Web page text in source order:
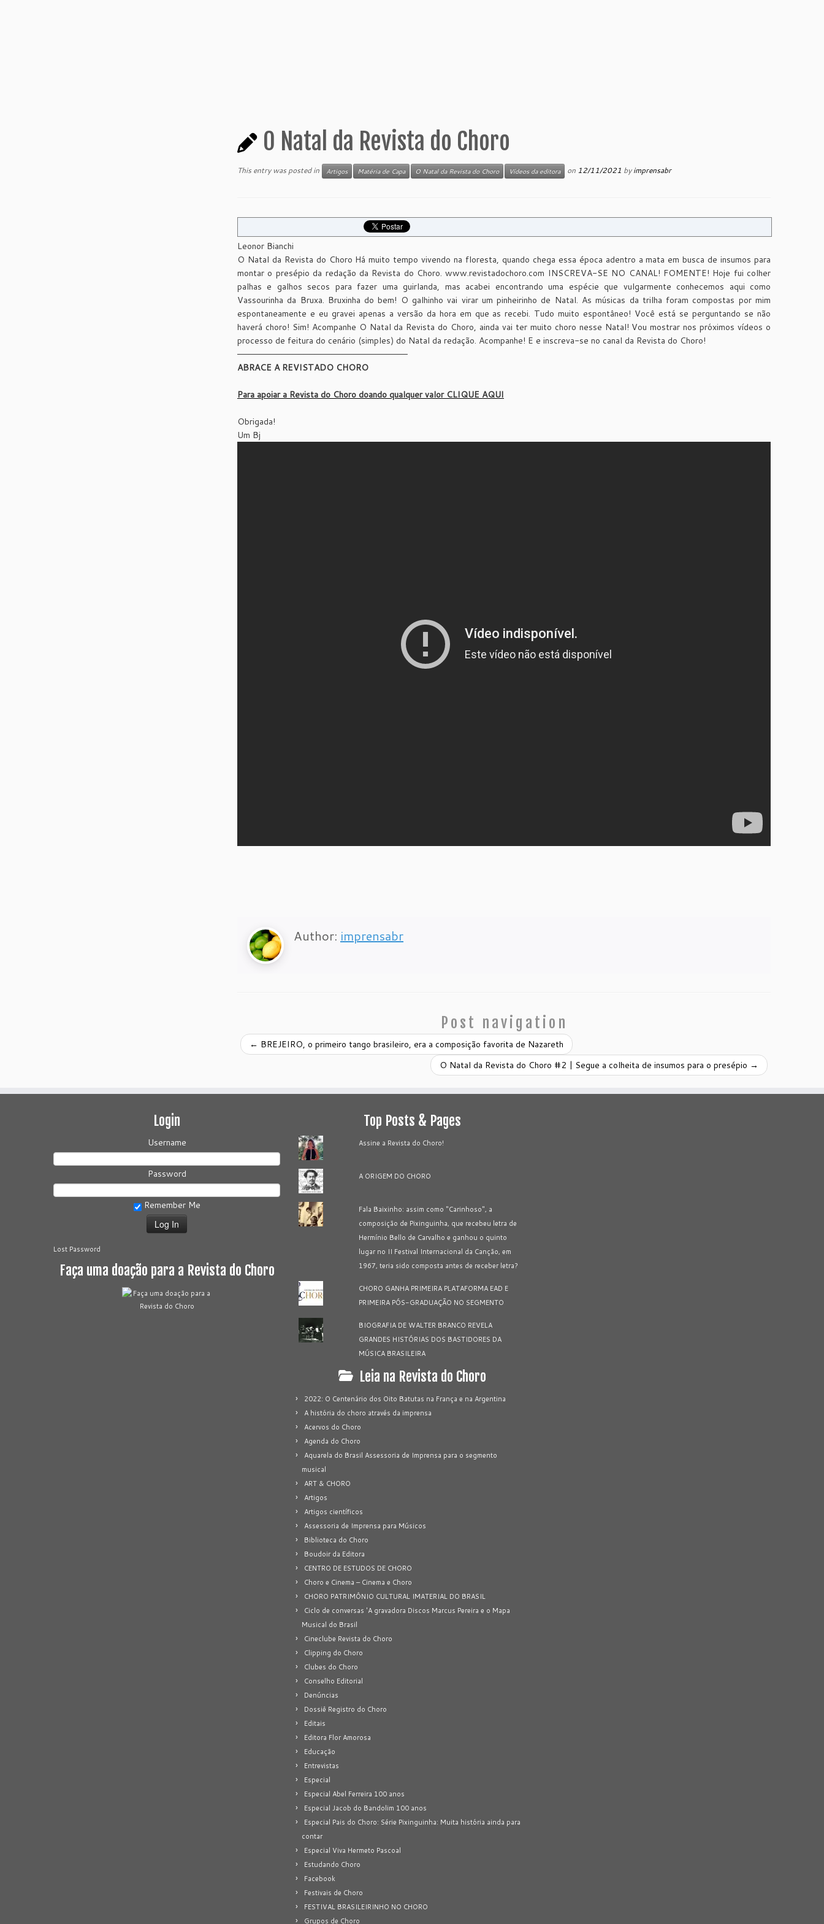
O Natal da Revista do Choro
This entry was posted in Artigos Matéria de Capa O Natal da Revista do Choro Vídeos da editora on 12/11/2021 byimprensabr
Leonor Bianchi
O Natal da Revista do Choro Há muito tempo vivendo na floresta, quando chega essa época adentro a mata em busca de insumos para
montar o presépio da redação da Revista do Choro. www.revistadochoro.com INSCREVA-SE NO CANAL! FOMENTE! Hoje fui colher
palhas e galhos secos para fazer uma guirlanda, mas acabei encontrando uma espécie que vulgarmente conhecemos aqui como
Vassourinha da Bruxa. Bruxinha do bem! O galhinho vai virar um pinheirinho de Natal. As músicas da trilha foram compostas por mim
espontaneamente e eu gravei apenas a versão da hora em que as recebi. Tudo muito espontâneo! Você está se perguntando se não
haverá choro! Sim! Acompanhe O Natal da Revista do Choro, ainda vai ter muito choro nesse Natal! Vou mostrar nos próximos vídeos o
processo de feitura do cenário (simples) do Natal da redação. Acompanhe! E e inscreva-se no canal da Revista do Choro!
——————————————————————————————–
ABRACE A REVISTADO CHORO
Para apoiar a Revista do Choro doando qualquer valor CLIQUE AQUI
Obrigada!
Um Bj
Author: imprensabr
Post navigation
← BREJEIRO, o primeiro tango brasileiro, era a composição favorita de Nazareth
O Natal da Revista do Choro #2 | Segue a colheita de insumos para o presépio →
Login
Username
Password
Remember Me
Lost Password
Faça uma doação para a Revista do Choro
Top Posts & Pages
Assine a Revista do Choro!
A ORIGEM DO CHORO
Fala Baixinho: assim como "Carinhoso", a
composição de Pixinguinha, que recebeu letra de
Hermínio Bello de Carvalho e ganhou o quinto
lugar no II Festival Internacional da Canção, em
1967, teria sido composta antes de receber letra?
CHORO GANHA PRIMEIRA PLATAFORMA EAD E
PRIMEIRA PÓS-GRADUAÇÃO NO SEGMENTO
BIOGRAFIA DE WALTER BRANCO REVELA
GRANDES HISTÓRIAS DOS BASTIDORES DA
MÚSICA BRASILEIRA
Leia na Revista do Choro
2022: O Centenário dos Oito Batutas na França e na Argentina
A história do choro através da imprensa
Acervos do Choro
Agenda do Choro
Aquarela do Brasil Assessoria de Imprensa para o segmento
musical
ART & CHORO
Artigos
Artigos científicos
Assessoria de Imprensa para Músicos
Biblioteca do Choro
Boudoir da Editora
CENTRO DE ESTUDOS DE CHORO
Choro e Cinema – Cinema e Choro
CHORO PATRIMÔNIO CULTURAL IMATERIAL DO BRASIL
Ciclo de conversas 'A gravadora Discos Marcus Pereira e o Mapa
Musical do Brasil
Cineclube Revista do Choro
Clipping do Choro
Clubes do Choro
Conselho Editorial
Denúncias
Dossiê Registro do Choro
Editais
Editora Flor Amorosa
Educação
Entrevistas
Especial
Especial Abel Ferreira 100 anos
Especial Jacob do Bandolim 100 anos
Especial Pais do Choro: Série Pixinguinha: Muita história ainda para
contar
Especial Viva Hermeto Pascoal
Estudando Choro
Facebook
Festivais de Choro
FESTIVAL BRASILEIRINHO NO CHORO
Grupos de Choro